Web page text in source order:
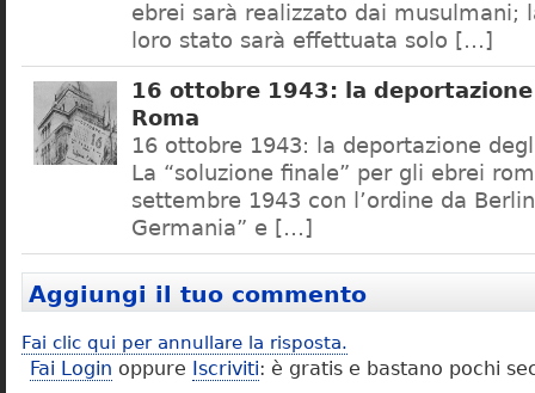
ebrei sarà realizzato dai musulmani;
loro stato sarà effettuata solo […]
16 ottobre 1943: la
Roma
16 ottobre 1943: la deportazione
La “soluzione finale” per gli ebrei
settembre 1943 con l’ordine da
Germania” e […]
Aggiungi il tuo commento
Fai clic qui per annullare la risposta.
Fai Login oppure Iscriviti: è gratis e bastano pochi